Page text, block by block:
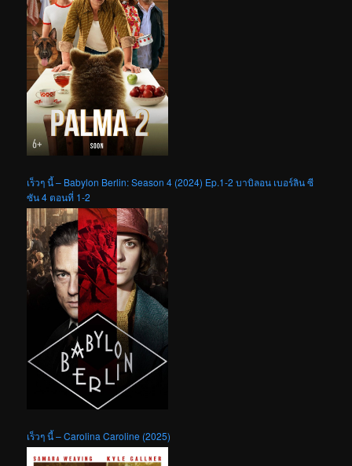
เร็วๆ นี้ – Babylon Berlin: Season 4 (2024) Ep.1-2 บาบิลอน เบอร์ลิน ซี
ซัน 4 ตอนที่ 1-2
เร็วๆ นี้ – Carolina Caroline (2025)